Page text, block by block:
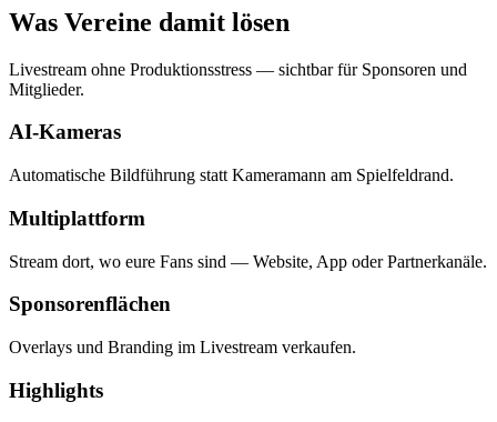
Was Vereine damit lösen
Livestream ohne Produktionsstress — sichtbar für Sponsoren und
Mitglieder.
AI-Kameras
Automatische Bildführung statt Kameramann am Spielfeldrand.
Multiplattform
Stream dort, wo eure Fans sind — Website, App oder Partnerkanäle.
Sponsorenflächen
Overlays und Branding im Livestream verkaufen.
Highlights